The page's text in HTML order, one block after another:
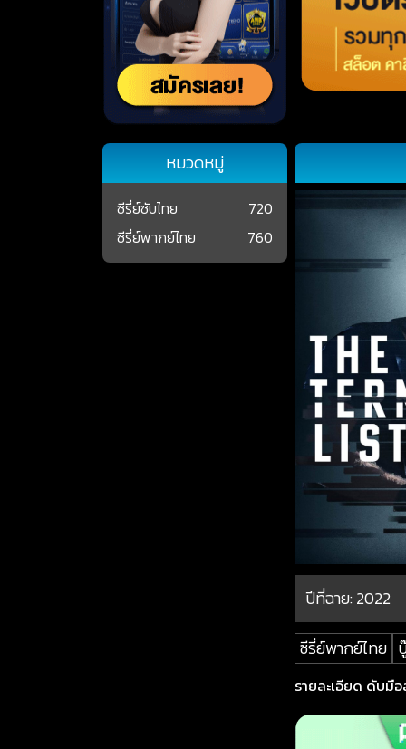
ปีที่ฉาย:2022
ซีรี่ย์พากย์ไทย
รายละเอียด ดับมื
หมวดหมู่
ซีรี่ย์ซับไทย
720
ซีรี่ย์พากย์ไทย
760